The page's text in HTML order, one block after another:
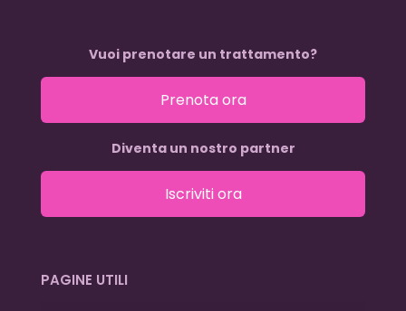
Vuoi prenotare un trattamento?
Prenota ora
Diventa un nostro partner
Iscriviti ora
PAGINE UTILI